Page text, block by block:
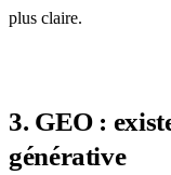
plus claire.
3. GEO :
générative